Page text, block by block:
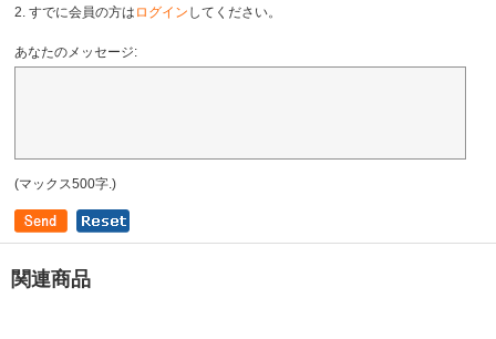
2. すでに会員の方は ログイン してください。
あなたのメッセージ:
(マックス500字.)
関連商品